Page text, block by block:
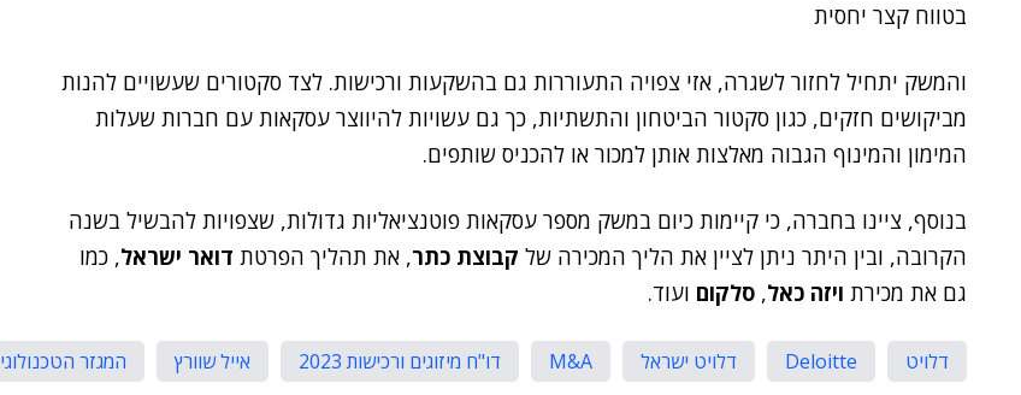
בטווח קצר יחסית
והמשק יתחיל לחזור לשגרה, אזי צפויה התעוררות גם בהשקעות ורכישות. לצד סקטורים שעשויים להנות
מביקושים חזקים, כגון סקטור הביטחון והתשתיות, כך גם עשויות להיווצר עסקאות עם חברות שעלות
המימון והמינוף הגבוה מאלצות אותן למכור או להכניס שותפים.
בנוסף, ציינו בחברה, כי קיימות כיום במשק מספר עסקאות פוטנציאליות גדולות, שצפויות להבשיל בשנה
הקרובה, ובין היתר ניתן לציין את הליך המכירה של קבוצת כתר, את תהליך הפרטת דואר ישראל, כמו
גם את מכירת ויזה כאל, סלקום ועוד.
דלויט Deloitte דלויט ישראל M&A דו"ח מיזוגים ורכישות 2023 אייל שוורץ המגזר הטכנולוגי